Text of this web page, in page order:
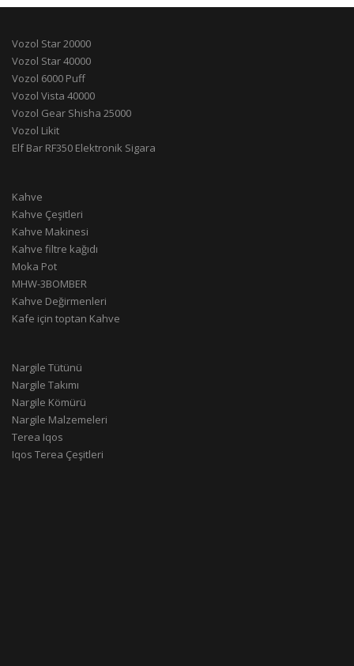
Vozol Star 20000
Vozol Star 40000
Vozol 6000 Puff
Vozol Vista 40000
Vozol Gear Shisha 25000
Vozol Likit
Elf Bar RF350 Elektronik Sigara
Kahve
Kahve Çeşitleri
Kahve Makinesi
Kahve filtre kağıdı
Moka Pot
MHW-3BOMBER
Kahve Değirmenleri
Kafe için toptan Kahve
Nargile Tütünü
Nargile Takımı
Nargile Kömürü
Nargile Malzemeleri
Terea Iqos
Iqos Terea Çeşitleri